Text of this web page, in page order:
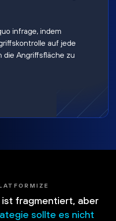
infrage, indem
auf jede
Angriffsfläche zu
fragmentiert, aber
sollte es nicht